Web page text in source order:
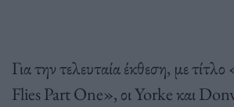
Για την τελευταία έκθεση, με
Flies Part One», οι Yorke και